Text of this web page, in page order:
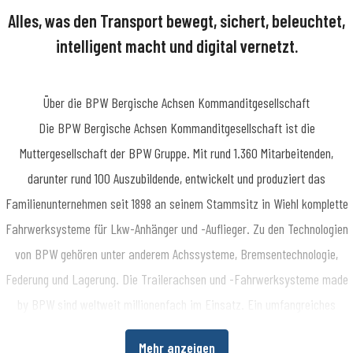
Alles, was den Transport bewegt, sichert, beleuchtet,
intelligent macht und digital vernetzt.
Mehr anzeigen
Über die BPW Bergische Achsen Kommanditgesellschaft
​Die BPW Bergische Achsen Kommanditgesellschaft ist die
Muttergesellschaft der BPW Gruppe. Mit rund 1.360 Mitarbeitenden,
darunter rund 100 Auszubildende, entwickelt und produziert das
Familienunternehmen seit 1898 an seinem Stammsitz in Wiehl komplette
Fahrwerksysteme für Lkw-Anhänger und -Auflieger. Zu den Technologien
von BPW gehören unter anderem Achssysteme, Bremsentechnologie,
Federung und Lagerung. Die Trailerachsen und -Fahrwerksysteme made
by BPW sind weltweit millionenfach im Einsatz. Ein umfangreiches
Dienstleistungsspektrum bietet Fahrzeugherstellern und -betreibern